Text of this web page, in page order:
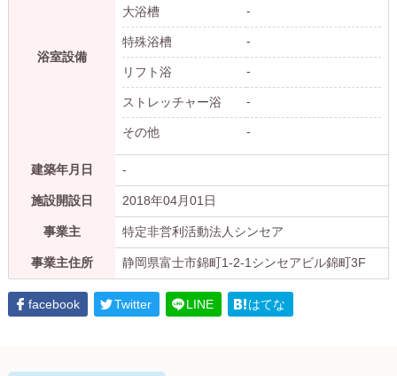
浴室設備
大浴槽 -
特殊浴槽 -
リフト浴 -
ストレッチャー浴 -
その他 -
建築年月日 -
施設開設日 2018年04月01日
事業主 特定非営利活動法人シンセア
事業主住所 静岡県富士市錦町1-2-1シンセアビル錦町3F
facebook Twitter LINE はてな